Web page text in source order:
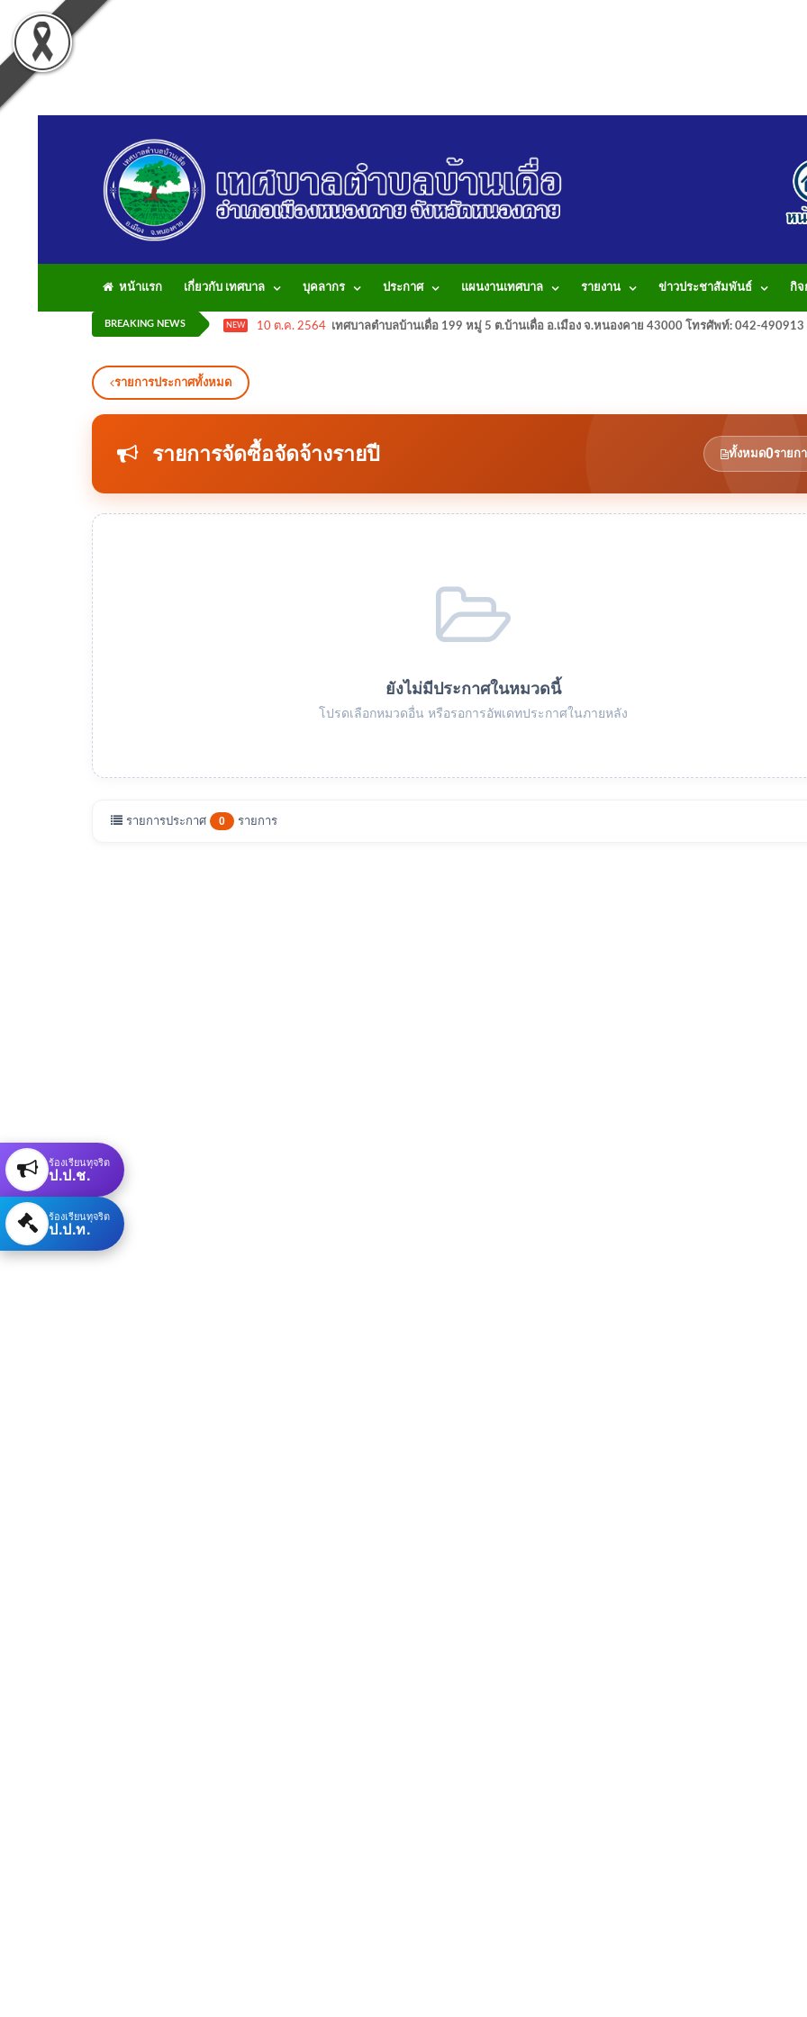
หน้าแรก เกี่ยวกับ เทศบาล บุคลากร ประกาศ แผนงานเทศบาล รายงาน ข่าวประชาสัมพันธ์ กิจ
BREAKING NEWS NEW 10 ต.ค. 2564 เทศบาลตำบลบ้านเดื่อ 199 หมู่ 5 ต.บ้านเดื่อ อ.เมือง จ.หนองคาย 43000 โทรศัพท์: 042-490913
รายการประกาศทั้งหมด
รายการจัดซื้อจัดจ้างรายปี ทั้งหมด0รายก
ยังไม่มีประกาศในหมวดนี้
โปรดเลือกหมวดอื่น หรือรอการอัพเดทประกาศในภายหลัง
รายการประกาศ 0 รายการ
ร้องเรียนทุจริต
ป.ป.ช.
ร้องเรียนทุจริต
ป.ป.ท.